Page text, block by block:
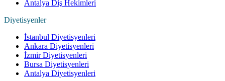
Antalya Diş Hekimleri
Diyetisyenler
İstanbul Diyetisyenleri
Ankara Diyetisyenleri
İzmir Diyetisyenleri
Bursa Diyetisyenleri
Antalya Diyetisyenleri